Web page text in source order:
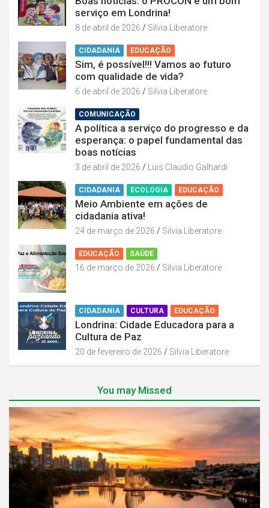
serviço em Londrina!
8 de abril de 2026 Silvia Liberatore
CIDADANIA EDUCAÇÃO
Sim, é possível!!! Vamos ao futuro
com qualidade de vida?
6 de abril de 2026 Silvia Liberatore
COMUNICAÇÃO
A política a serviço do progresso e da
esperança: o papel fundamental das
boas notícias
3 de abril de 2026 Luis Claudio Galhardi
CIDADANIA ECOLOGIA EDUCAÇÃO
Meio Ambiente em ações de
cidadania ativa!
24 de março de 2026 Silvia Liberatore
EDUCAÇÃO SAÚDE
16 de março de 2026 Silvia Liberatore
CIDADANIA CULTURA EDUCAÇÃO
Londrina: Cidade Educadora para a
Cultura de Paz
20 de fevereiro de 2026 Silvia Liberatore
You may Missed